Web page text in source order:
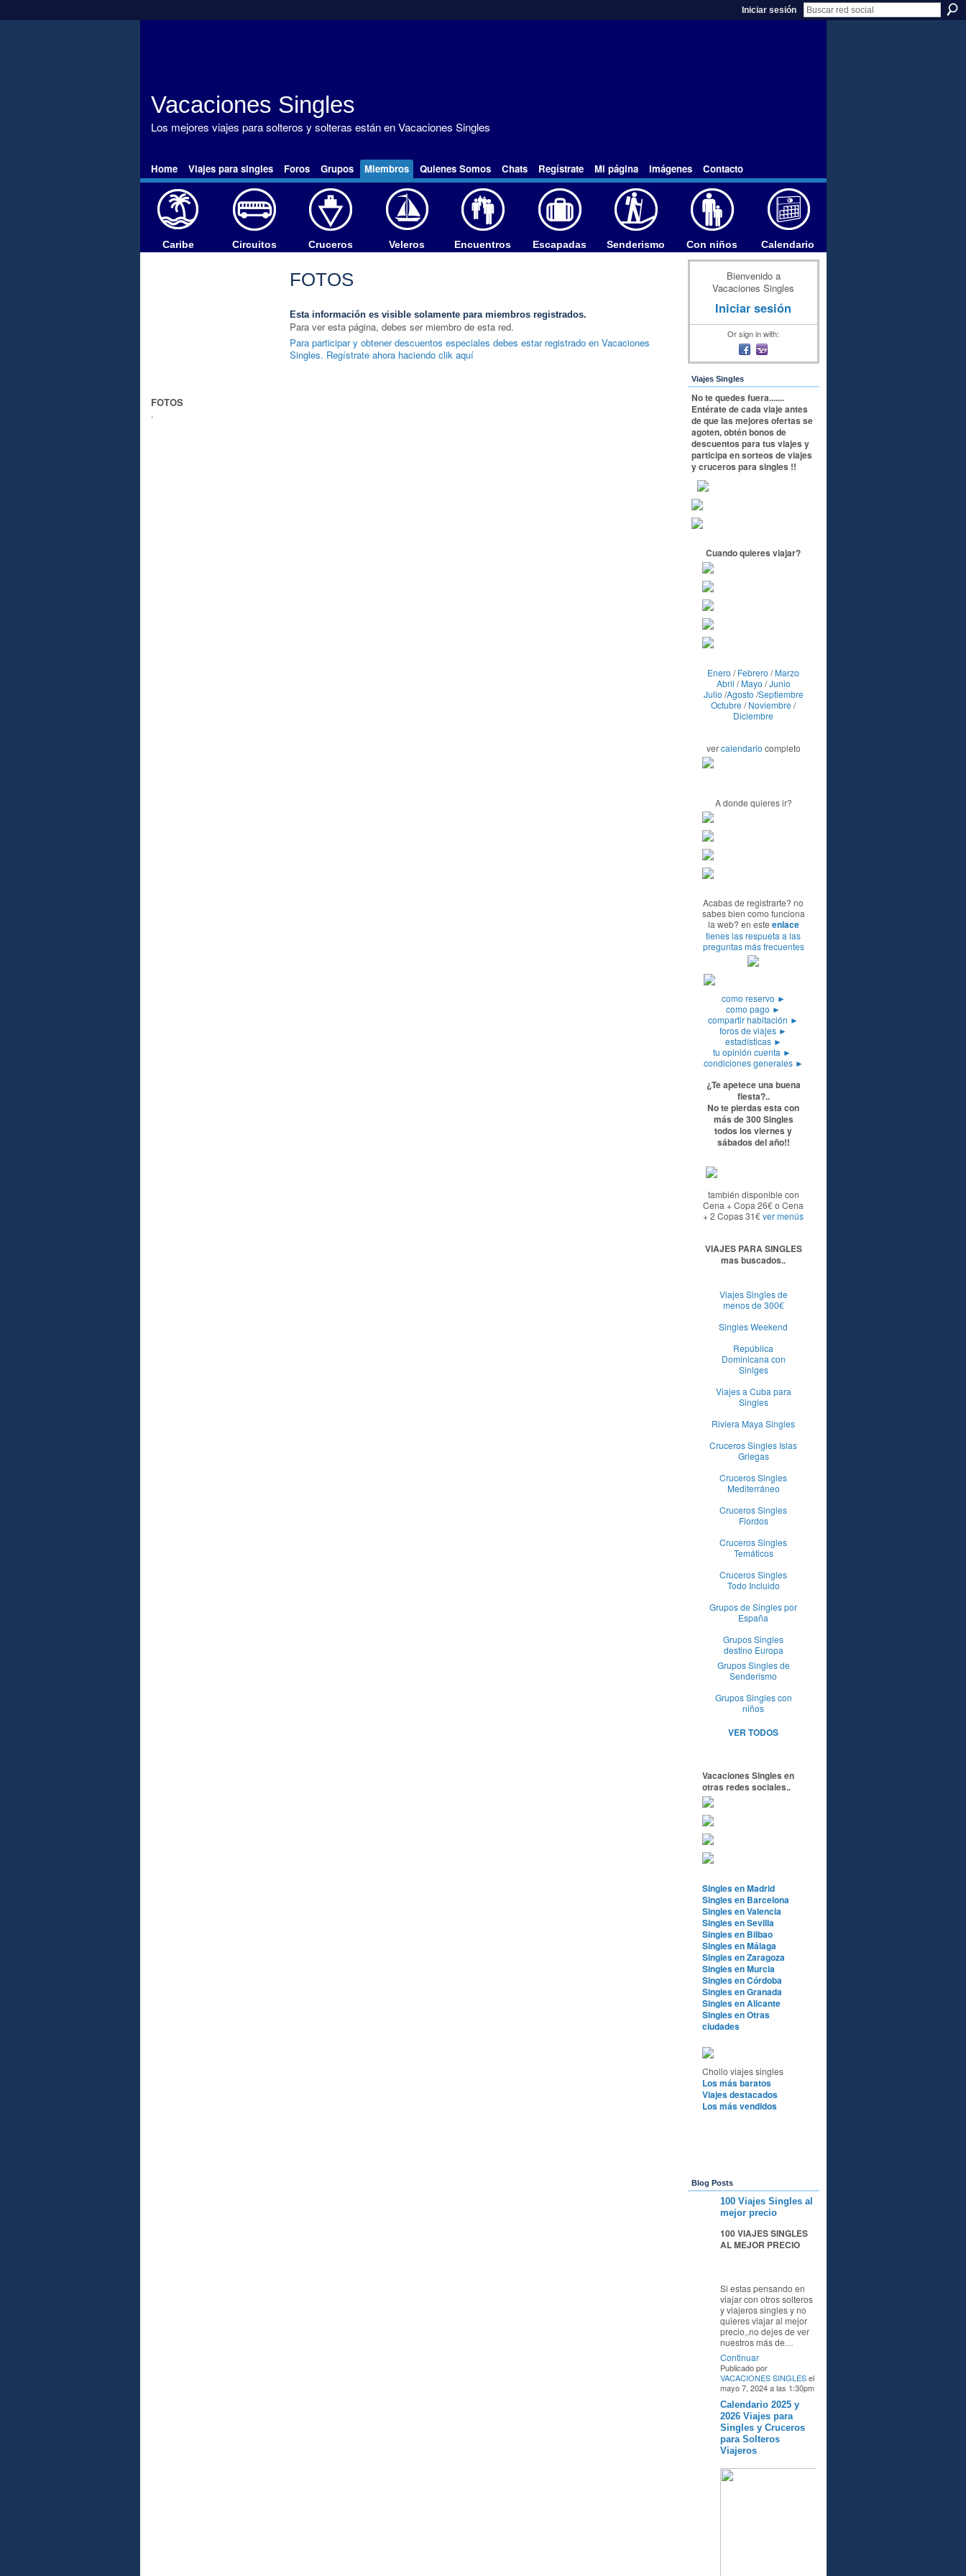
Iniciar sesión
Vacaciones Singles
Los mejores viajes para solteros y solteras están en Vacaciones Singles
Home Viajes para singles Foros Grupos Miembros Quienes Somos Chats Regístrate Mi página imágenes Contacto
Caribe Circuitos Cruceros Veleros Encuentros Escapadas Senderismo Con niños Calendario
FOTOS
.
FOTOS
Esta información es visible solamente para miembros registrados.
Para ver esta página, debes ser miembro de esta red.
Para participar y obtener descuentos especiales debes estar registrado en Vacaciones
Singles. Regístrate ahora haciendo clik aquí
Bienvenido a
Vacaciones Singles
Iniciar sesión
Or sign in with:
Viajes Singles
No te quedes fuera.......
Entérate de cada viaje antes
de que las mejores ofertas se
agoten, obtén bonos de
descuentos para tus viajes y
participa en sorteos de viajes
y cruceros para singles !!
Cuando quieres viajar?
Enero /Febrero /Marzo
Abril /Mayo /Junio
Julio /Agosto /Septiembre
Octubre /Noviembre /
Diciembre
vercalendario completo
A donde quieres ir?
Acabas de registrarte? no
sabes bien como funciona
la web? en este enlace
tienes las respueta a las
preguntas más frecuentes
como reservo ►
como pago ►
compartir habitación ►
foros de viajes ►
estadísticas ►
tu opinión cuenta ►
condiciones generales ►
¿Te apetece una buena
fiesta?..
No te pierdas esta con
más de 300 Singles
todos los viernes y
sábados del año!!
también disponible con
Cena + Copa 26€ o Cena
+ 2 Copas 31€ver menús
VIAJES PARA SINGLES
mas buscados..
Viajes Singles de
menos de 300€
Singles Weekend
República
Dominicana con
Sinlges
Viajes a Cuba para
Singles
Riviera Maya Singles
Cruceros Singles Islas
Griegas
Cruceros Singles
Mediterráneo
Cruceros Singles
Fiordos
Cruceros Singles
Temáticos
Cruceros Singles
Todo Incluido
Grupos de Singles por
España
Grupos Singles
destino Europa
Grupos Singles de
Senderismo
Grupos Singles con
niños
VER TODOS
Vacaciones Singles en
otras redes sociales..
Singles en Madrid
Singles en Barcelona
Singles en Valencia
Singles en Sevilla
Singles en Bilbao
Singles en Málaga
Singles en Zaragoza
Singles en Murcia
Singles en Córdoba
Singles en Granada
Singles en Alicante
Singles en Otras
ciudades
Chollo viajes singles
Los más baratos
Viajes destacados
Los más vendidos
Blog Posts
100 Viajes Singles al
mejor precio
100 VIAJES SINGLES
AL MEJOR PRECIO
Si estas pensando en
viajar con otros solteros
y viajeros singles y no
quieres viajar al mejor
precio,.no dejes de ver
nuestros más de…
Continuar
Publicado por
VACACIONES SINGLESel
mayo 7, 2024 a las 1:30pm
Calendario 2025 y
2026 Viajes para
Singles y Cruceros
para Solteros
Viajeros